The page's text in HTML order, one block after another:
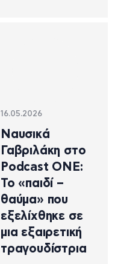
16.05.2026
Ναυσικά
Γαβριλάκη στο
Podcast ONE:
Το «παιδί –
θαύμα» που
εξελίχθηκε σε
μια εξαιρετική
τραγουδίστρια